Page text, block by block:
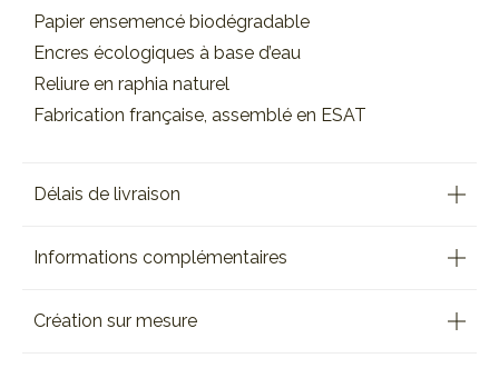
Papier ensemencé biodégradable
Encres écologiques à base d’eau
Reliure en raphia naturel
Fabrication française, assemblé en ESAT
Délais de livraison
Informations complémentaires
Création sur mesure